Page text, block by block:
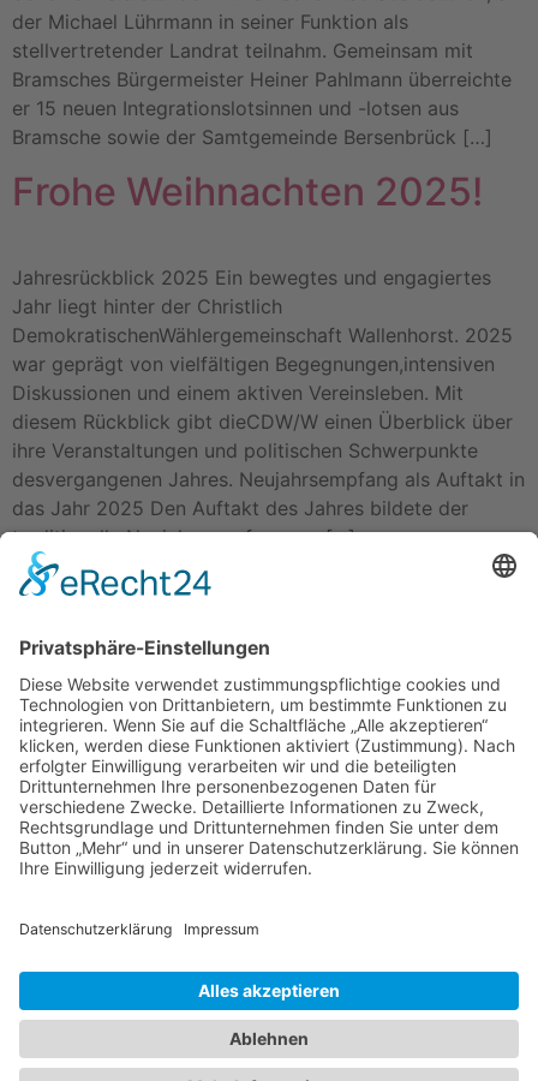
der Michael Lührmann in seiner Funktion als
stellvertretender Landrat teilnahm. Gemeinsam mit
Bramsches Bürgermeister Heiner Pahlmann überreichte
er 15 neuen Integrationslotsinnen und -lotsen aus
Bramsche sowie der Samtgemeinde Bersenbrück […]
Frohe Weihnachten 2025!
Jahresrückblick 2025 Ein bewegtes und engagiertes
Jahr liegt hinter der Christlich
DemokratischenWählergemeinschaft Wallenhorst. 2025
war geprägt von vielfältigen Begegnungen,intensiven
Diskussionen und einem aktiven Vereinsleben. Mit
diesem Rückblick gibt dieCDW/W einen Überblick über
ihre Veranstaltungen und politischen Schwerpunkte
desvergangenen Jahres. Neujahrsempfang als Auftakt in
das Jahr 2025 Den Auftakt des Jahres bildete der
traditionelle Neujahrsempfang am […]
←Zurück
Impressum Datenschutzerklärung
Startseite Ziele
Im Rat
Im Verein
info@cdw-wallenhorst.de
© All Rights Reserved 2025